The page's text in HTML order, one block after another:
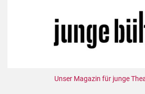
Unser Magazin für junge